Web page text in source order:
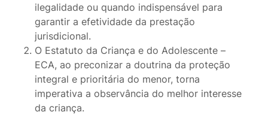
ilegalidade ou quando indispensável para
garantir a efetividade da prestação
jurisdicional.
O Estatuto da Criança e do Adolescente –
ECA, ao preconizar a doutrina da proteção
integral e prioritária do menor, torna
imperativa a observância do melhor interesse
da criança.